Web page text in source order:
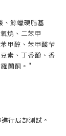
、鯨蠟硬脂基
烷、二苯甲
甲醇、苯甲酸芐
素、丁香酚、香
蘭酮。"
行局部測試。